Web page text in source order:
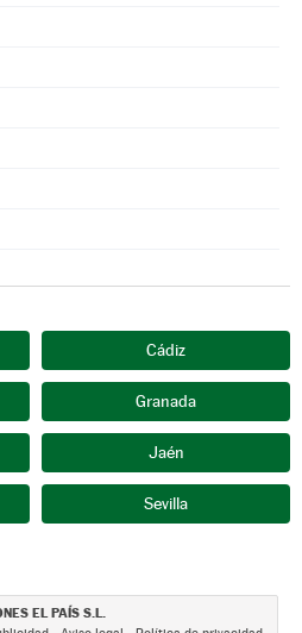
Cádiz
Granada
Jaén
Sevilla
EL PAÍS S.L.